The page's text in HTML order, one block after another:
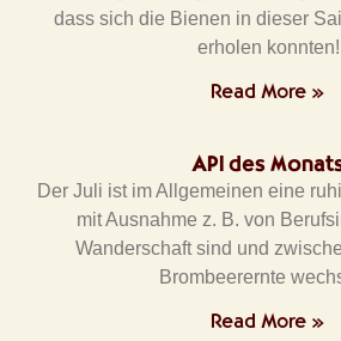
dass sich die Bienen in dieser
erholen konnten!
Read More »
API des
Der Juli ist im Allgemeinen eine
mit Ausnahme z. B. von
Wanderschaft sind und
Brombeerernte
Read More »